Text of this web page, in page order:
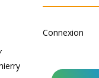
Connexion